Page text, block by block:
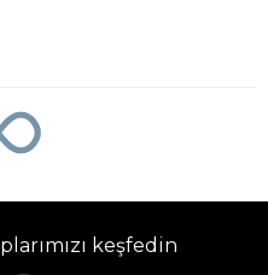
keşfedin